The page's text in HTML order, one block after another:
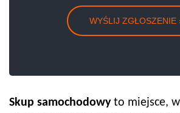
Skup samochodowyto miejsce,